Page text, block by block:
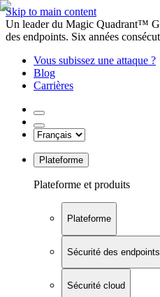
Skip to main content
Un leader du Magic Quadrant™
des endpoints. Six années
Vous subissez une attaque ?
Blog
Carrières
Plateforme
Plateforme et produits
Plateforme
Sécurité des endpoints
Sécurité cloud